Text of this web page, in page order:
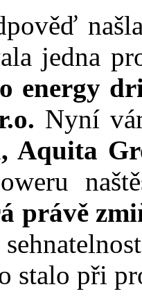
jedna
energy
Nyní
Aquita
právě
stalo při